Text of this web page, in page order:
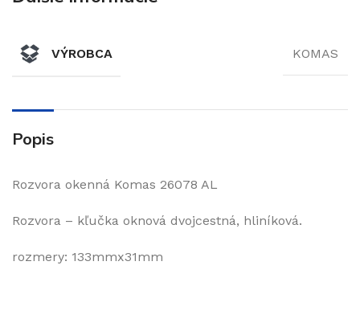
VÝROBCA KOMAS
Popis
Rozvora okenná Komas 26078 AL
Rozvora – kľučka oknová dvojcestná, hliníková.
rozmery: 133mmx31mm